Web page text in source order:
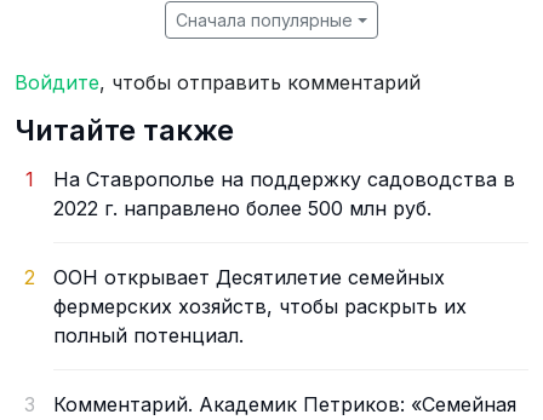
Сначала популярные
Войдите, чтобы отправить комментарий
Читайте также
1
На Ставрополье на поддержку садоводства в
2022 г. направлено более 500 млн руб.
2
ООН открывает Десятилетие семейных
фермерских хозяйств, чтобы раскрыть их
полный потенциал.
3
Комментарий. Академик Петриков: «Семейная